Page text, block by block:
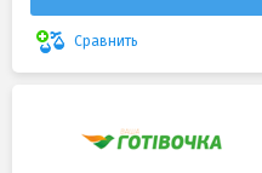
Сравнить